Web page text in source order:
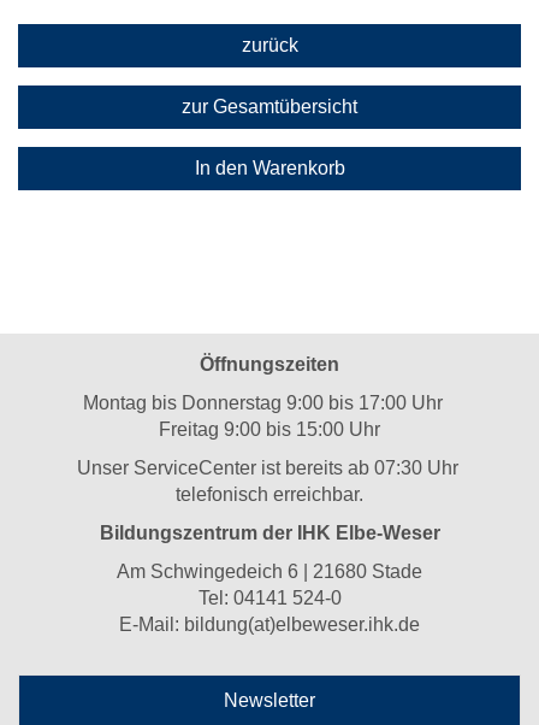
zurück
zur Gesamtübersicht
In den Warenkorb
Öffnungszeiten
Montag bis Donnerstag 9:00 bis 17:00 Uhr
Freitag 9:00 bis 15:00 Uhr
Unser ServiceCenter ist bereits ab 07:30 Uhr
telefonisch erreichbar.
Bildungszentrum der IHK Elbe-Weser
Am Schwingedeich 6 | 21680 Stade
Tel: 04141 524-0
E-Mail: bildung(at)elbeweser.ihk.de
Newsletter